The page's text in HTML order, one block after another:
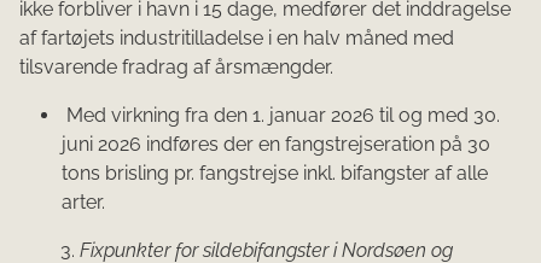
ikke forbliver i havn i 15 dage, medfører det inddragelse
af fartøjets industritilladelse i en halv måned med
tilsvarende fradrag af årsmængder.
Med virkning fra den 1. januar 2026 til og med 30.
juni 2026 indføres der en fangstrejseration på 30
tons brisling pr. fangstrejse inkl. bifangster af alle
arter.
3. Fixpunkter for sildebifangster i Nordsøen og